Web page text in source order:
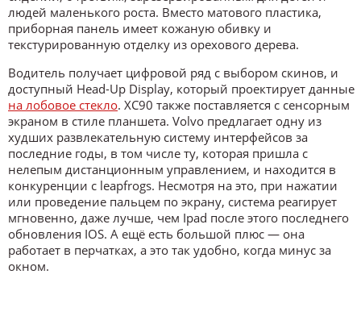
людей маленького роста. Вместо матового пластика,
приборная панель имеет кожаную обивку и
текстурированную отделку из орехового дерева.
Водитель получает цифровой ряд с выбором скинов, и
доступный Head-Up Display, который проектирует данные
на лобовое стекло. XC90 также поставляется с сенсорным
экраном в стиле планшета. Volvo предлагает одну из
худших развлекательную систему интерфейсов за
последние годы, в том числе ту, которая пришла с
нелепым дистанционным управлением, и находится в
конкуренции с leapfrogs. Несмотря на это, при нажатии
или проведение пальцем по экрану, система реагирует
мгновенно, даже лучше, чем Ipad после этого последнего
обновления IOS. А ещё есть большой плюс — она
работает в перчатках, а это так удобно, когда минус за
окном.